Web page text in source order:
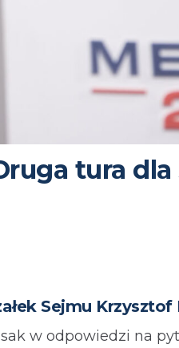
tura
Sejmu
w odpowiedzi na